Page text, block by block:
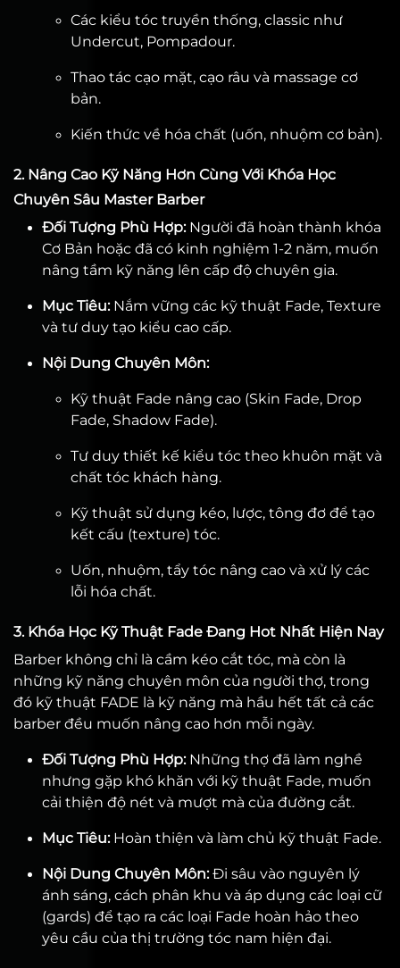
Các kiểu tóc truyền thống, classic như
Undercut, Pompadour.
Thao tác cạo mặt, cạo râu và massage cơ
bản.
Kiến thức về hóa chất (uốn, nhuộm cơ bản).
2. Nâng Cao Kỹ Năng Hơn Cùng Với Khóa Học
Chuyên Sâu Master Barber
Đối Tượng Phù Hợp:Người đã hoàn thành khóa
Cơ Bản hoặc đã có kinh nghiệm 1-2 năm, muốn
nâng tầm kỹ năng lên cấp độ chuyên gia.
Mục Tiêu:Nắm vững các kỹ thuật Fade, Texture
và tư duy tạo kiểu cao cấp.
Nội Dung Chuyên Môn:
Kỹ thuật Fade nâng cao (Skin Fade, Drop
Fade, Shadow Fade).
Tư duy thiết kế kiểu tóc theo khuôn mặt và
chất tóc khách hàng.
Kỹ thuật sử dụng kéo, lược, tông đơ để tạo
kết cấu (texture) tóc.
Uốn, nhuộm, tẩy tóc nâng cao và xử lý các
lỗi hóa chất.
3. Khóa Học Kỹ Thuật Fade Đang Hot Nhất Hiện Nay
Barber không chỉ là cầm kéo cắt tóc, mà còn là
những kỹ năng chuyên môn của người thợ, trong
đó kỹ thuật FADE là kỹ năng mà hầu hết tất cả các
barber đều muốn nâng cao hơn mỗi ngày.
Đối Tượng Phù Hợp:Những thợ đã làm nghề
nhưng gặp khó khăn với kỹ thuật Fade, muốn
cải thiện độ nét và mượt mà của đường cắt.
Mục Tiêu:Hoàn thiện và làm chủ kỹ thuật Fade.
Nội Dung Chuyên Môn:Đi sâu vào nguyên lý
ánh sáng, cách phân khu và áp dụng các loại cữ
(gards) để tạo ra các loại Fade hoàn hảo theo
yêu cầu của thị trường tóc nam hiện đại.